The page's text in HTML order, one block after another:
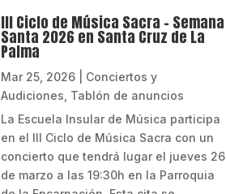
III Ciclo de Música Sacra – Semana
Santa 2026 en Santa Cruz de La
Palma
Mar 25, 2026| Conciertos y
Audiciones Tablón de anuncios
La Escuela Insular de Música participa
en el III Ciclo de Música Sacra con un
concierto que tendrá lugar el jueves 26
de marzo a las 19:30h en la Parroquia